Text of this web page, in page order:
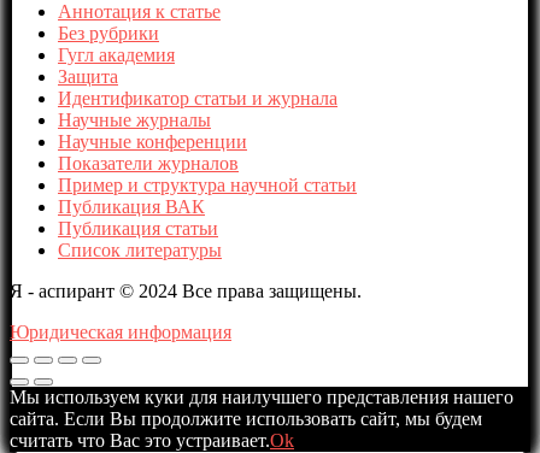
Аннотация к статье
Без рубрики
Гугл академия
Защита
Идентификатор статьи и журнала
Научные журналы
Научные конференции
Показатели журналов
Пример и структура научной статьи
Публикация ВАК
Публикация статьи
Список литературы
Я - аспирант © 2024 Все права защищены.
Юридическая информация
Мы используем куки для наилучшего представления нашего
сайта. Если Вы продолжите использовать сайт, мы будем
считать что Вас это устраивает.Ok